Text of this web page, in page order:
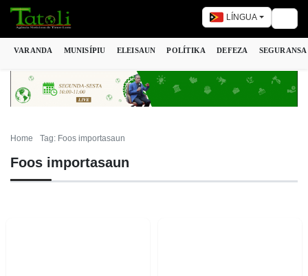
LÍNGUA
VARANDA MUNISÍPIU ELEISAUN POLÍTIKA DEFEZA SEGURANSA
Home Tag: Foos importasaun
Foos importasaun